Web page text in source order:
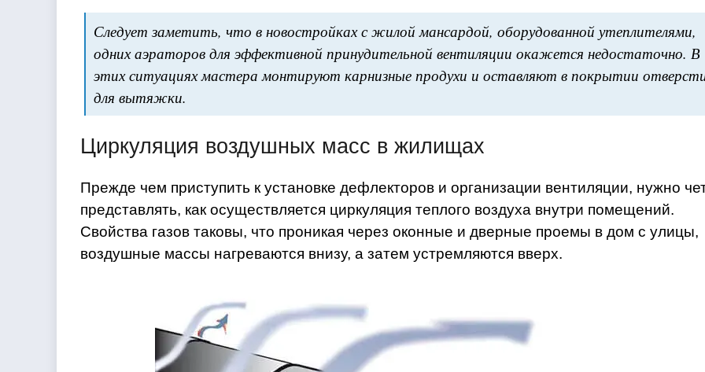
Следует заметить, что в новостройках с жилой мансардой, оборудованной утеплителями,
одних аэраторов для эффективной принудительной вентиляции окажется недостаточно. В
этих ситуациях мастера монтируют карнизные продухи и оставляют в покрытии
для вытяжки.
Циркуляция воздушных масс в жилищах
Прежде чем приступить к установке дефлекторов и организации вентиляции, нужно
представлять, как осуществляется циркуляция теплого воздуха внутри помещений.
Свойства газов таковы, что проникая через оконные и дверные проемы в дом с улицы,
воздушные массы нагреваются внизу, а затем устремляются вверх.